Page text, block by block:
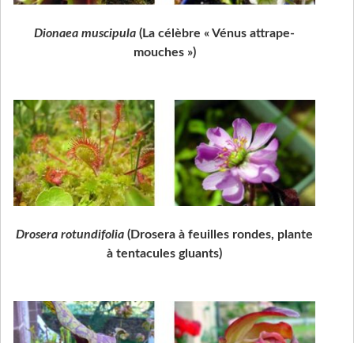
Dionaea muscipula (La célèbre « Vénus attrape-
mouches »)
Drosera rotundifolia (Drosera à feuilles rondes, plante
à tentacules gluants)